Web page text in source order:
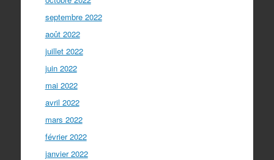
septembre 2022
août 2022
juillet 2022
juin 2022
mai 2022
avril 2022
mars 2022
février 2022
janvier 2022